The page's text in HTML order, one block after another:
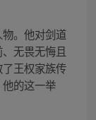
。他对剑道
无畏无悔且
王权家族传
的这一举